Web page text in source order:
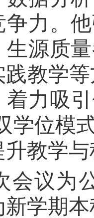
争力。
生源质
教学等
着力吸
学位模
升教学
会议为
新学期